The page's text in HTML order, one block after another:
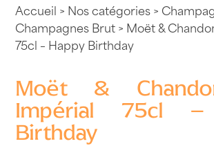
Accueil > Nos catégories>
Champagnes Brut> Moët &
75cl – Happy Birthday
Moët &
Impérial 75cl –
Birthday